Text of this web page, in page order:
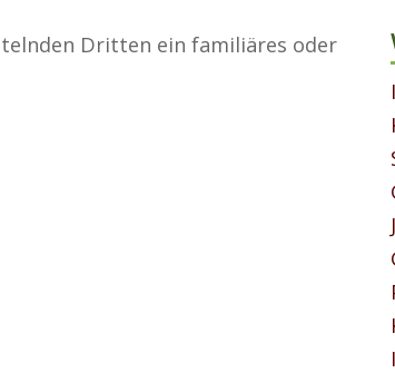
Dritten ein familiäres oder